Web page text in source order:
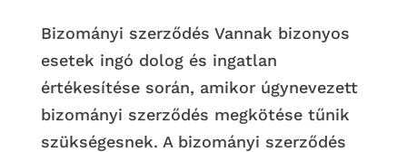
Bizományi szerződés Vannak bizonyos
esetek ingó dolog és ingatlan
értékesítése során, amikor úgynevezett
bizományi szerződés megkötése tűnik
szükségesnek. A bizományi szerződés